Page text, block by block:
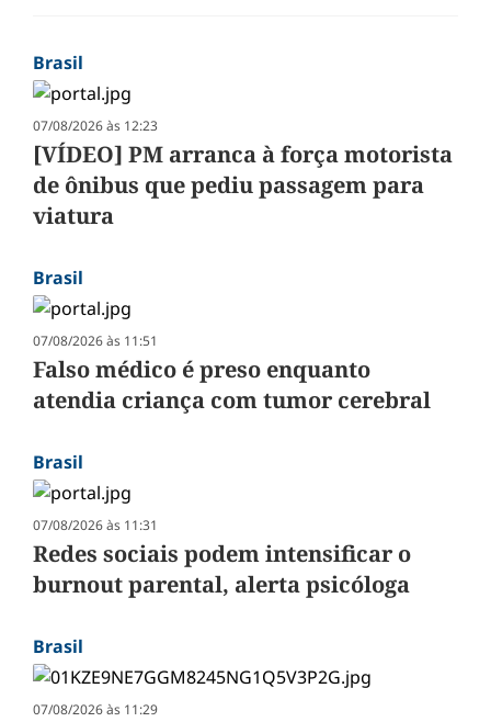
Brasil
07/08/2026 às 12:23
[VÍDEO] PM arranca à força motorista
de ônibus que pediu passagem para
viatura
Brasil
07/08/2026 às 11:51
Falso médico é preso enquanto
atendia criança com tumor cerebral
Brasil
07/08/2026 às 11:31
Redes sociais podem intensificar o
burnout parental, alerta psicóloga
Brasil
07/08/2026 às 11:29